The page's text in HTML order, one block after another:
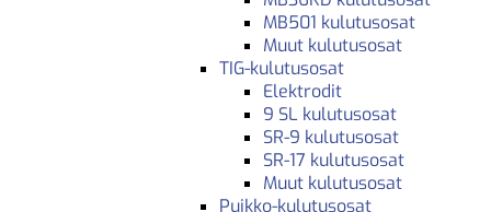
MB501 kulutusosat
Muut kulutusosat
TIG-kulutusosat
Elektrodit
9 SL kulutusosat
SR-9 kulutusosat
SR-17 kulutusosat
Muut kulutusosat
Puikko-kulutusosat